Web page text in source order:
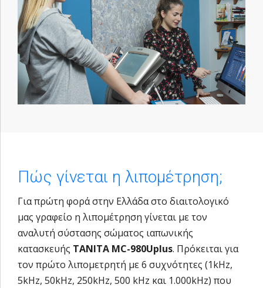
Πώς γίνεται η λιπομέτρηση;
Για πρώτη φορά στην Ελλάδα στο διαιτολογικό
μας γραφείο η λιπομέτρηση γίνεται με τον
αναλυτή σύστασης σώματος ιαπωνικής
κατασκευής TANITA MC-980Uplus. Πρόκειται για
τον πρώτο λιπομετρητή με 6 συχνότητες (1kHz,
5kHz, 50kHz, 250kHz, 500 kHz και 1.000kHz) που